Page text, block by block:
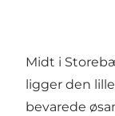
Midt i
ligger den
bevarede